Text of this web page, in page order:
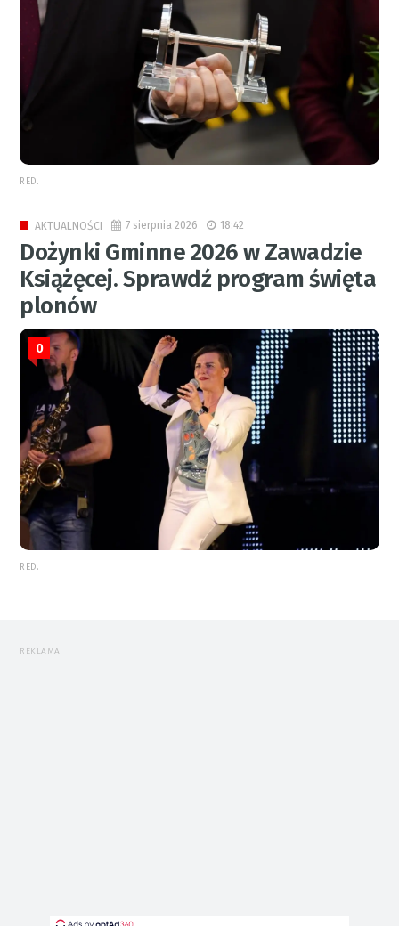
RED.
AKTUALNOŚCI 7 sierpnia 2026 18:42
Dożynki Gminne 2026 w Zawadzie
Książęcej. Sprawdź program święta
plonów
0
RED.
REKLAMA